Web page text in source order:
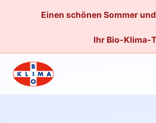
Einen schönen Sommer
Ihr Bio-Klima-